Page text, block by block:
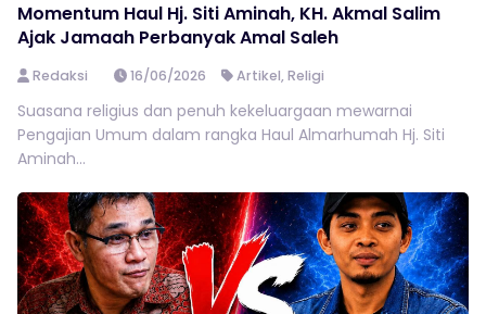
Momentum Haul Hj. Siti Aminah, KH. Akmal Salim
Ajak Jamaah Perbanyak Amal Saleh
Redaksi 16/06/2026 Artikel,Religi
Suasana religius dan penuh kekeluargaan mewarnai
Pengajian Umum dalam rangka Haul Almarhumah Hj. Siti
Aminah...